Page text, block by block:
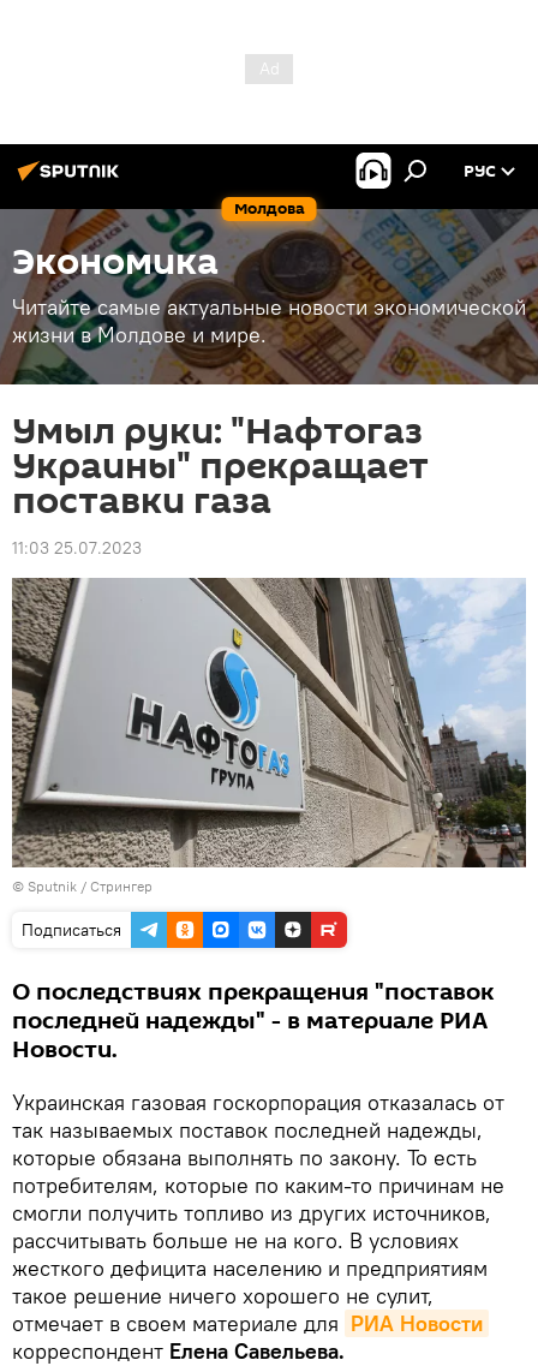
Молдова
РУС
Экономика
Читайте самые актуальные новости экономической
жизни в Молдове и мире.
Умыл руки: "Нафтогаз
Украины" прекращает
поставки газа
11:03 25.07.2023
© Sputnik / Стрингер
Подписаться
О последствиях прекращения "поставок
последней надежды" - в материале РИА
Новости.
Украинская газовая госкорпорация отказалась от
так называемых поставок последней надежды,
которые обязана выполнять по закону. То есть
потребителям, которые по каким-то причинам не
смогли получить топливо из других источников,
рассчитывать больше не на кого. В условиях
жесткого дефицита населению и предприятиям
такое решение ничего хорошего не сулит,
отмечает в своем материале для РИА Новости
корреспондент Елена Савельева.